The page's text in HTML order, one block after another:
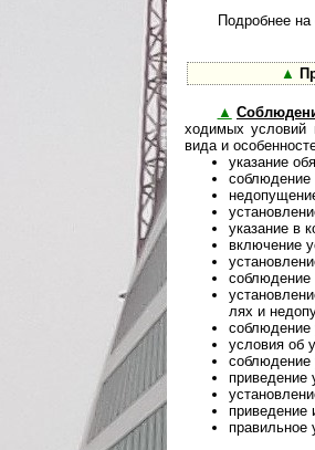
Подробнее на
▲
▲
хо­ди­мых условий
вида и
указание
соблюдение
указание в
включение
соблюдение
лях и
соблюдение
условия об
соблюдение
приведение
приведение
правильное